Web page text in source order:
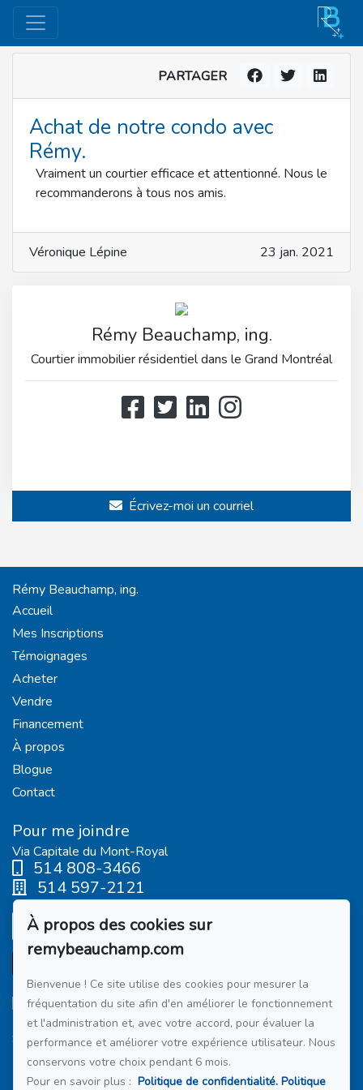
PARTAGER
Achat de notre condo avec
Rémy.
Vraiment un courtier efficace et attentionné. Nous le
recommanderons à tous nos amis.
Véronique Lépine 23 jan. 2021
Rémy Beauchamp, ing.
Courtier immobilier résidentiel dans le Grand Montréal
Écrivez-moi un courriel
Rémy Beauchamp, ing.
Accueil
Mes Inscriptions
Témoignages
Acheter
Vendre
Financement
À propos
Blogue
Contact
Pour me joindre
Via Capitale du Mont-Royal
514 808-3466
514 597-2121
Écrivez-moi un courriel
Suivez-moi sur Facebook !
Membre du réseau :Via Capitale
À propos des cookies sur
remybeauchamp.com
Bienvenue ! Ce site utilise des cookies pour mesurer la
fréquentation du site afin d'en améliorer le fonctionnement
et l'administration et, avec votre accord, pour évaluer la
performance et améliorer votre expérience utilisateur. Nous
conservons votre choix pendant 6 mois.
Pour en savoir plus : Politique de confidentialité. Politique